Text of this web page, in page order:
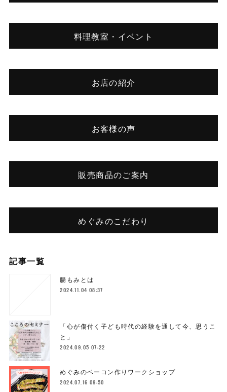
料理教室・イベント
お店の紹介
お客様の声
販売商品のご案内
めぐみのこだわり
記事一覧
腸もみとは
2024.11.04 08:37
「心が傷付く子ども時代の経験を通して今、思うこ
と」
2024.09.05 07:22
めぐみのベーコン作りワークショップ
2024.07.16 09:50